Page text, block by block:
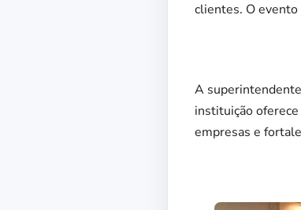
clientes. O evento
A
instituição
empresas e